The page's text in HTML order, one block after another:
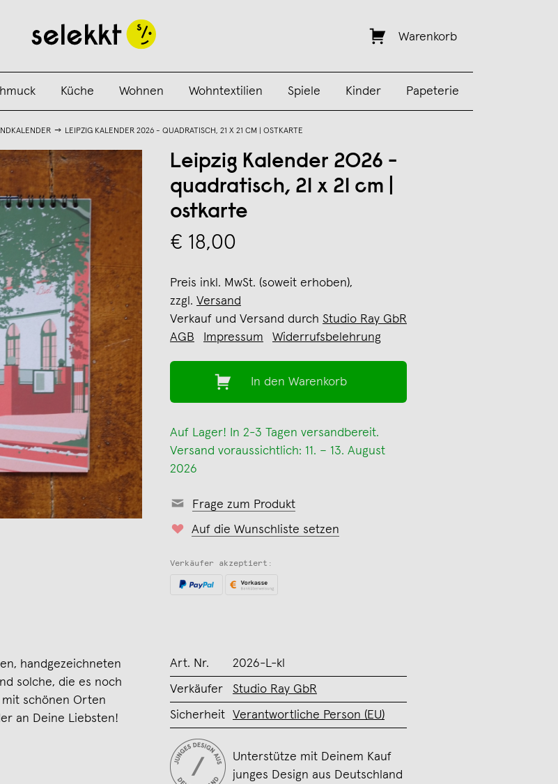
Warenkorb
Küche Wohnen Wohntextilien Spiele Kinder Papeterie
LEIPZIG KALENDER 2026 - QUADRATISCH, 21 X 21 CM | OSTKARTE
Leipzig Kalender 2026 -
quadratisch, 21 x 21 cm |
ostkarte
€ 18,00
Preis inkl. MwSt. (soweit erhoben),
zzgl. Versand
Verkauf und Versand durch Studio Ray GbR
AGB
Impressum Widerrufsbelehrung
In den Warenkorb
Auf Lager! In 2-3 Tagen versandbereit.
Versand voraussichtlich: 11. – 13. August
2026
Frage zum Produkt
Auf die Wunschliste setzen
Verkäufer akzeptiert:
handgezeichneten
solche, die es noch
mit schönen Orten
an Deine Liebsten!
Art. Nr. 2026-L-kl
Verkäufer Studio Ray GbR
Sicherheit Verantwortliche Person (EU)
Unterstütze mit Deinem Kauf
junges Design aus Deutschland